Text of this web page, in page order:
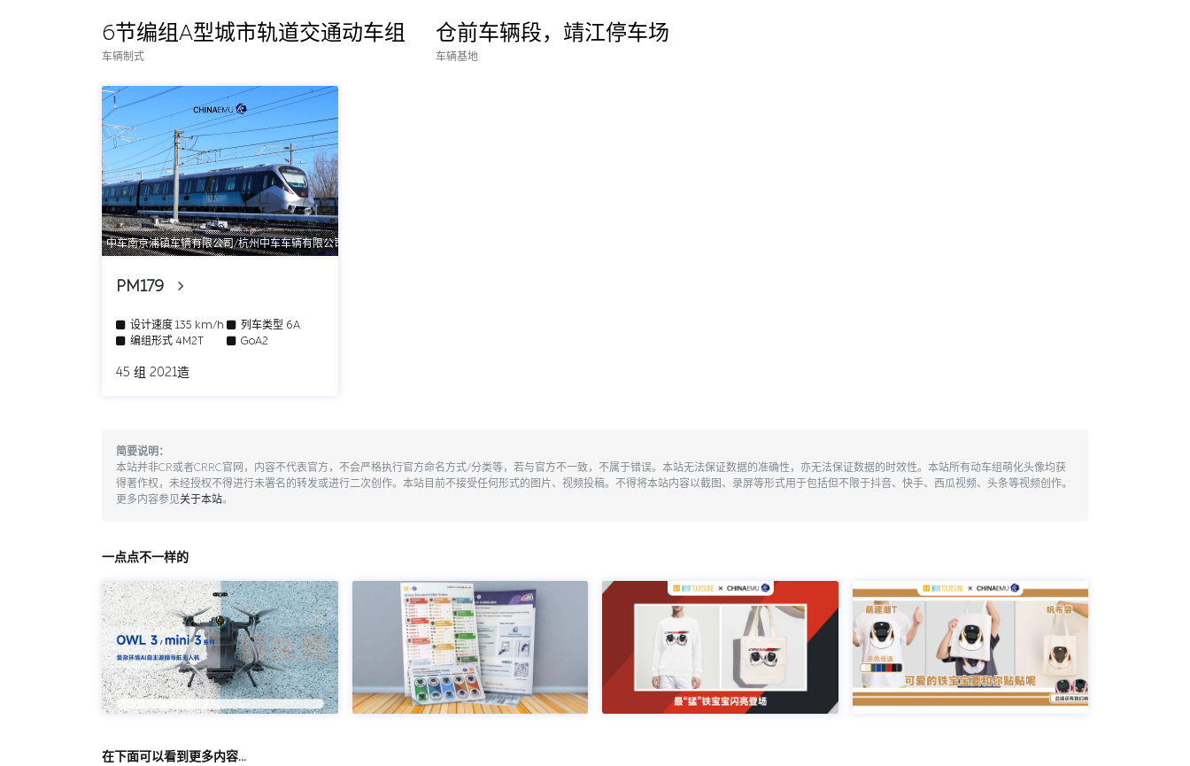
6节编组A型城市轨道交通动车组
车辆制式
仓前车辆段，靖江停车场
车辆基地
中车南京浦镇车辆有限公司/杭州中车车辆有限公司
PM179
设计速度 135 km/h 列车类型 6A
编组形式 4M2T GoA2
45 组 2021造
简要说明：
本站并非CR或者CRRC官网，内容不代表官方，不会严格执行官方命名方式/分类等，若与官方不一致，不属于错误。本站无法保证数据的准确性，亦无法保证数据的时效性。本站所有动车组萌化头像均获
得著作权，未经授权不得进行未署名的转发或进行二次创作。本站目前不接受任何形式的图片、视频投稿。不得将本站内容以截图、录屏等形式用于包括但不限于抖音、快手、西瓜视频、头条等视频创作。
更多内容参见关于本站。
一点点不一样的
在下面可以看到更多内容…